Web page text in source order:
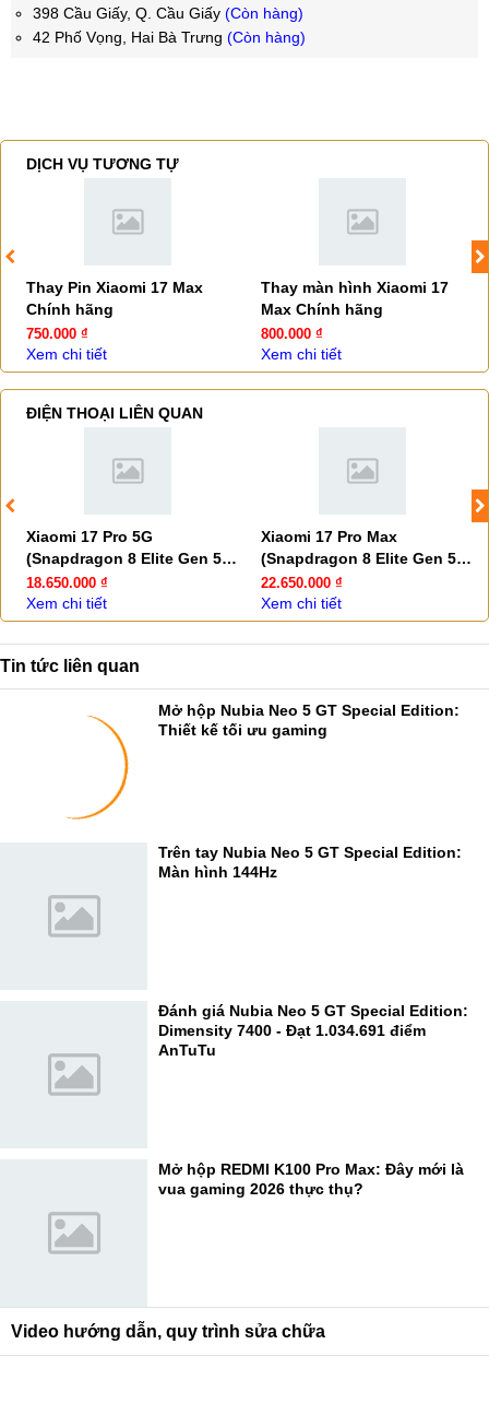
398 Cầu Giấy, Q. Cầu Giấy (Còn hàng)
42 Phố Vọng, Hai Bà Trưng (Còn hàng)
DỊCH VỤ TƯƠNG TỰ
Thay Pin Xiaomi 17 Max
Chính hãng
750.000 ₫
Xem chi tiết
Thay màn hình Xiaomi 17
Max Chính hãng
800.000 ₫
Xem chi tiết
ĐIỆN THOẠI LIÊN QUAN
Xiaomi 17 Pro 5G
(Snapdragon 8 Elite Gen 5 -
Pin 6300mAh)
18.650.000 ₫
Xem chi tiết
Xiaomi 17 Pro Max
(Snapdragon 8 Elite Gen 5 -
Pin 7500mAh)
22.650.000 ₫
Xem chi tiết
Tin tức liên quan
Mở hộp Nubia Neo 5 GT Special Edition:
Thiết kế tối ưu gaming
Trên tay Nubia Neo 5 GT Special Edition:
Màn hình 144Hz
Đánh giá Nubia Neo 5 GT Special Edition:
Dimensity 7400 - Đạt 1.034.691 điểm
AnTuTu
Mở hộp REDMI K100 Pro Max: Đây mới là
vua gaming 2026 thực thụ?
Video hướng dẫn, quy trình sửa chữa